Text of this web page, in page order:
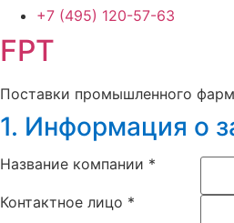
+7 (495) 120-57-63
FPT
Поставки промышленного
1. Информация о
Название компании *
Контактное лицо *